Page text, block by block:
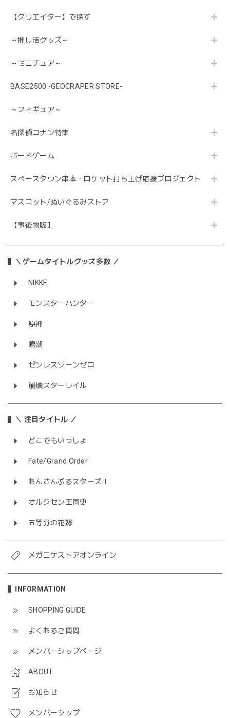
【クリエイター】で探す
～推し活グッズ～
～ミニチュア～
BASE2500 -GEOCRAPER STORE-
～フィギュア～
名探偵コナン特集
ボードゲーム
スペースタウン串本・ロケット打ち上げ応援プロジェクト
マスコット/ぬいぐるみストア
【事後物販】
＼ゲームタイトルグッズ多数 ／
NIKKE
モンスターハンター
原神
鳴潮
ゼンレスゾーンゼロ
崩壊スターレイル
＼ 注目タイトル ／
どこでもいっしょ
Fate/Grand Order
あんさんぶるスターズ！
オルクセン王国史
五等分の花嫁
メガニケストアオンライン
INFORMATION
SHOPPING GUIDE
よくあるご質問
メンバーシップページ
ABOUT
お知らせ
メンバーシップ